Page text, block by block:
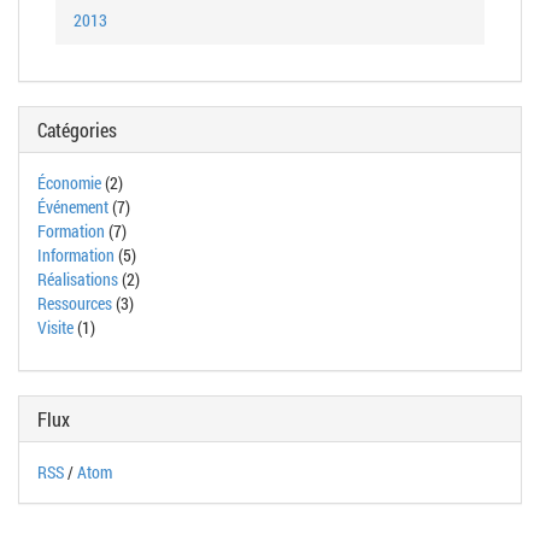
2013
Catégories
Économie(2)
Événement(7)
Formation (7)
Information (5)
Réalisations(2)
Ressources(3)
Visite(1)
Flux
RSS/Atom